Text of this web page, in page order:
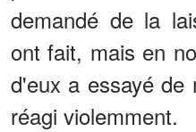
demandé de la
ont fait, mais en
d'eux a essayé de
réagi violemment.